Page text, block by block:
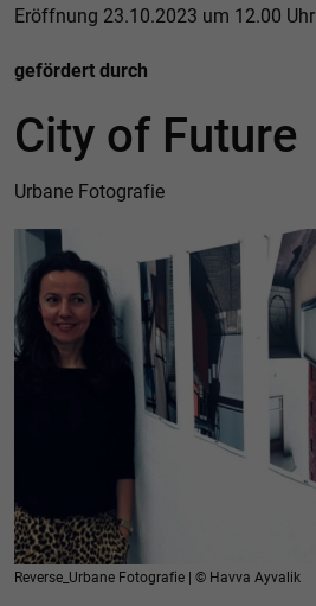
Eröffnung 23.10.2023 um 12.00 Uhr
gefördert durch
City of Future
Urbane Fotografie
Reverse_Urbane Fotografie | © Havva Ayvalik